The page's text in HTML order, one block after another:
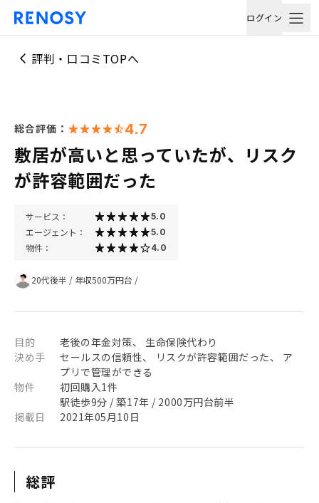
ログイン
評判・口コミTOPへ
総合評価： 4.7
敷居が高いと思っていたが、リスク
が許容範囲だった
サービス： 5.0
エージェント： 5.0
物件： 4.0
20代後半 / 年収500万円台 /
目的
老後の年金対策、 生命保険代わり
決め手
セールスの信頼性、 リスクが許容範囲だった、 ア
プリで管理ができる
物件
初回購入1件
駅徒歩9分 / 築17年 / 2000万円台前半
掲載日
2021年05月10日
総評